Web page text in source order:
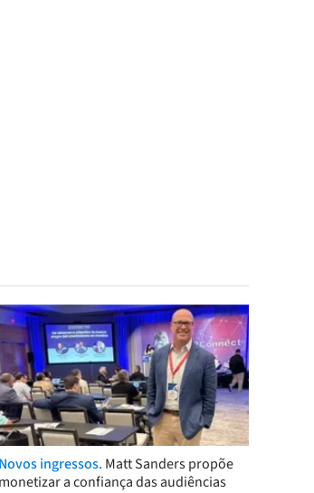
Novos ingressos. Matt Sanders propõe
monetizar a confiança das audiências